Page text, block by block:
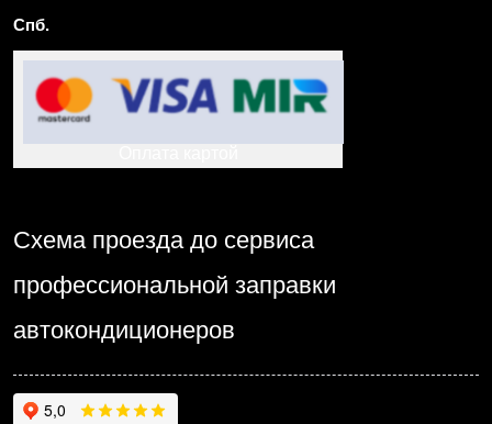
Спб.
Схема проезда до сервиса
профессиональной заправки
автокондиционеров